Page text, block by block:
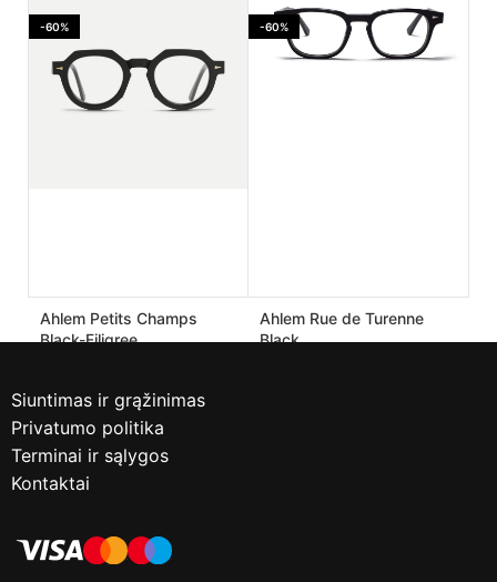
light
425.00€ 170.00€
Dustlight
455.00€ 182.00€
-60%
Ahlem Petits Champs
Black-Filigree
-60%
Ahlem Rue de Turenne
Black
Siuntimas ir grąžinimas
Privatumo politika
Terminai ir sąlygos
Kontaktai